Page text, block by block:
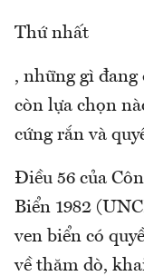
Thứ nhất
, những gì
còn lựa chọn
cứng rắn và
Điều 56 của
Biển 1982
ven biển có
về thăm dò,